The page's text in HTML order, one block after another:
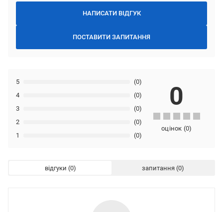
НАПИСАТИ ВІДГУК
ПОСТАВИТИ ЗАПИТАННЯ
1 (0)
2 (0)
3 (0)
4 (0)
5 (0)
0
оцінок (0)
відгуки запитання